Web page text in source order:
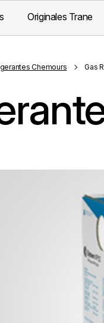
Originales Trane
Chemours Gas